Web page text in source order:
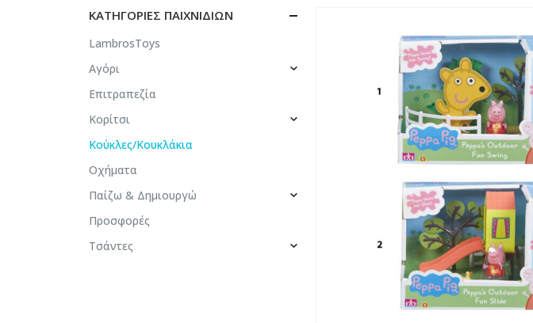
ΚΑΤΗΓΟΡΊΕΣ ΠΑΙΧΝΙΔΙΏΝ
LambrosToys
Αγόρι
Επιτραπεζία
Κορίτσι
Κούκλες/Κουκλάκια
Οχήματα
Παίζω & Δημιουργώ
Προσφορές
Τσάντες